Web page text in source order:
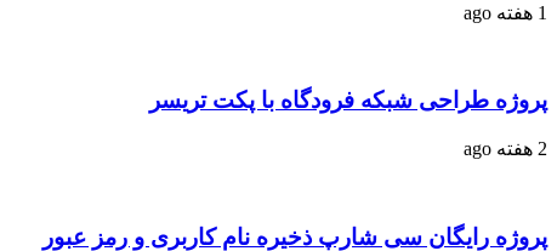
1 هفته ago
پروژه طراحی شبکه فرودگاه با پکت تریسر
2 هفته ago
پروژه رایگان سی شارپ ذخیره نام کاربری و رمز عبور